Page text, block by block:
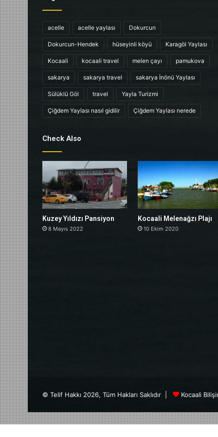
acelle acelle yaylası Dokurcun
Dokurcun-Hendek hüseyinli köyü Karagöl Yaylası
Kocaali kocaali travel melen çayı pamukova
sakarya sakarya travel sakarya İnönü Yaylası
Sülüklü Göl travel Yayla Turizmi
Çiğdem Yaylası nasıl gidilir Çiğdem Yaylası nerede
Check Also
Kuzey Yıldızı Pansiyon
8 Mayıs 2022
Kocaali Melenağzı Plajı
10 Ekim 2020
© Telif Hakkı 2026, Tüm Hakları Saklıdır | Kocaali